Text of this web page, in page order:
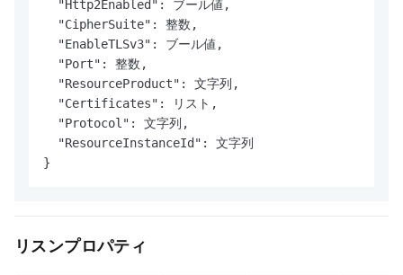
  "Http2Enabled": ブール値,
  "CipherSuite": 整数,
  "EnableTLSv3": ブール値,
  "Port": 整数,
  "ResourceProduct": 文字列,
  "Certificates": リスト,
  "Protocol": 文字列,
  "ResourceInstanceId": 文字列
}
リスンプロパティ